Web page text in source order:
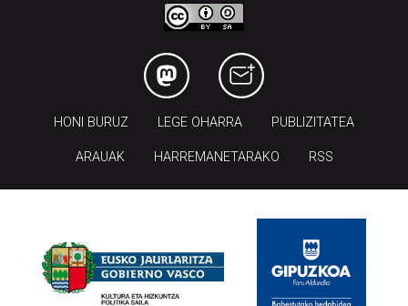
HONI BURUZ LEGE OHARRA PUBLIZITATEA
ARAUAK HARREMANETARAKO RSS